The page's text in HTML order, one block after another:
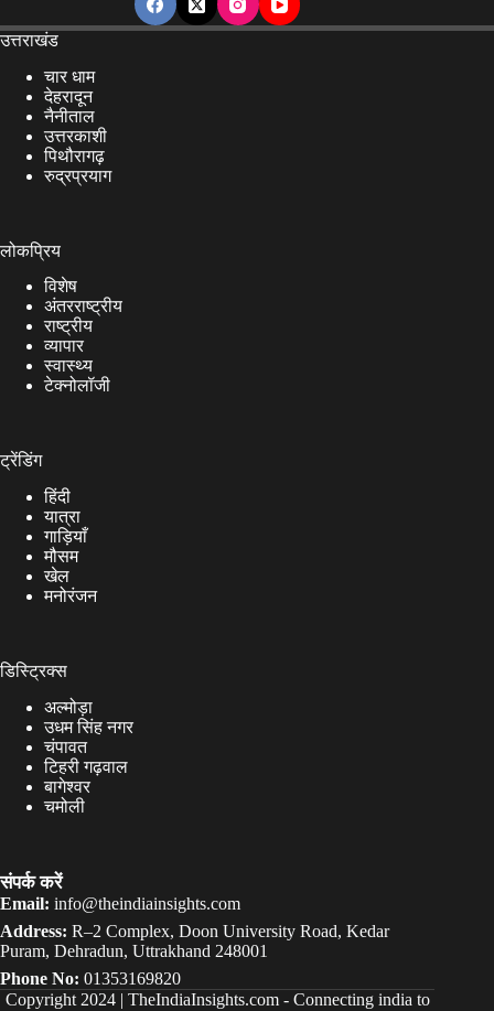
उत्तराखंड
चार धाम
देहरादून
नैनीताल
उत्तरकाशी
पिथौरागढ़
रुद्रप्रयाग
लोकप्रिय
विशेष
अंतरराष्ट्रीय
राष्ट्रीय
व्यापार
स्वास्थ्य
टेक्नोलॉजी
ट्रेंडिंग
हिंदी
यात्रा
गाड़ियाँ
मौसम
खेल
मनोरंजन
डिस्ट्रिक्स
अल्मोड़ा
उधम सिंह नगर
चंपावत
टिहरी गढ़वाल
बागेश्वर
चमोली
संपर्क करें
Email: info@theindiainsights.com
Address: R–2 Complex, Doon University Road, Kedar
Puram, Dehradun, Uttrakhand 248001
Phone No: 01353169820
Copyright 2024 | TheIndiaInsights.com- Connecting india to